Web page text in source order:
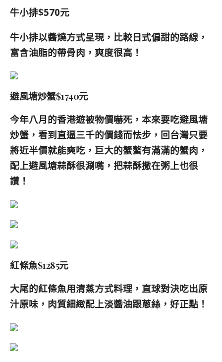
牛小排$570元
牛小排以醬燒方式呈現，比較日式偏甜的路線，
富含油脂的帶骨肉，爽度很高！
避風塘炒蟹$1740元
今年八月的香港遊被物價嚇死，本來要吃避風塘
炒蟹，看到直逼三千的價錢而怯步，回台灣只要
將近半價就能爽吃，巨大的蟹螯有滿滿的蟹肉，
配上避風塘蒜酥很涮嘴，把蒜酥撒在粥上也很
讚！
紅條魚$1285元
大尾的紅條魚用清蒸方式料理， 直球對決吃出原
汁原味，肉質細緻配上淡醬油跟蔥絲，好正點！